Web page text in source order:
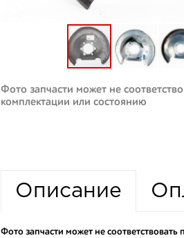
Фото запчасти может не
комплектации или состоянию
Описание
Фото запчасти может не